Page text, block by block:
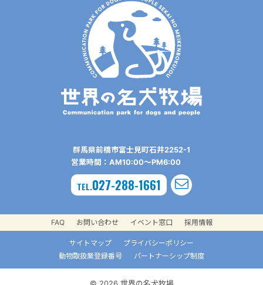
群⾺県前橋市富⼠⾒町⽯井2252-1
営業時間：AM10:00〜PM6:00
TEL.027-288-1661
FAQ お問い合わせ イベント窓口 採用情報
サイトマップ
プライバシーポリシー
動物取扱業登録番号
パートナーシップ制度